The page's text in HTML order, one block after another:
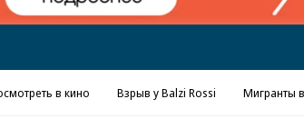
в кино Взрыв у Balzi Rossi Мигранты